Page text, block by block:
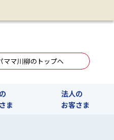
ママ川柳のトップへ
ま
法人の
お客さま